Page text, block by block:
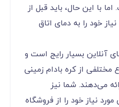
با این حال، باید قبل از
خود را به دمای اتاق
آنلاین بسیار رایج است و
مختلفی از کره بادام زمینی
می‌دهند. شما نیز
نیاز خود را از فروشگاه